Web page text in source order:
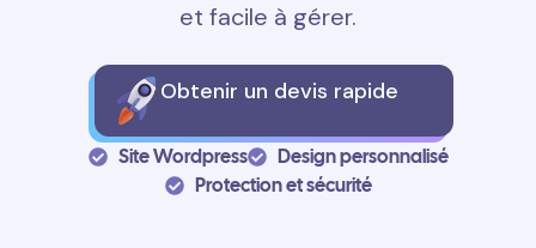
et facile à gérer.
Obtenir un devis rapide
Site Wordpress
Design personnalisé
Protection et sécurité